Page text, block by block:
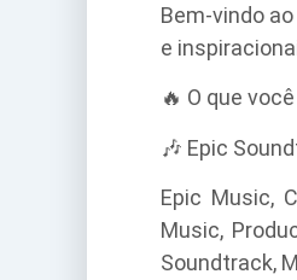
Bem-vindo
e
🔥 O que
🎶 Epic
Epic Music,
Music,
Soundtrack,